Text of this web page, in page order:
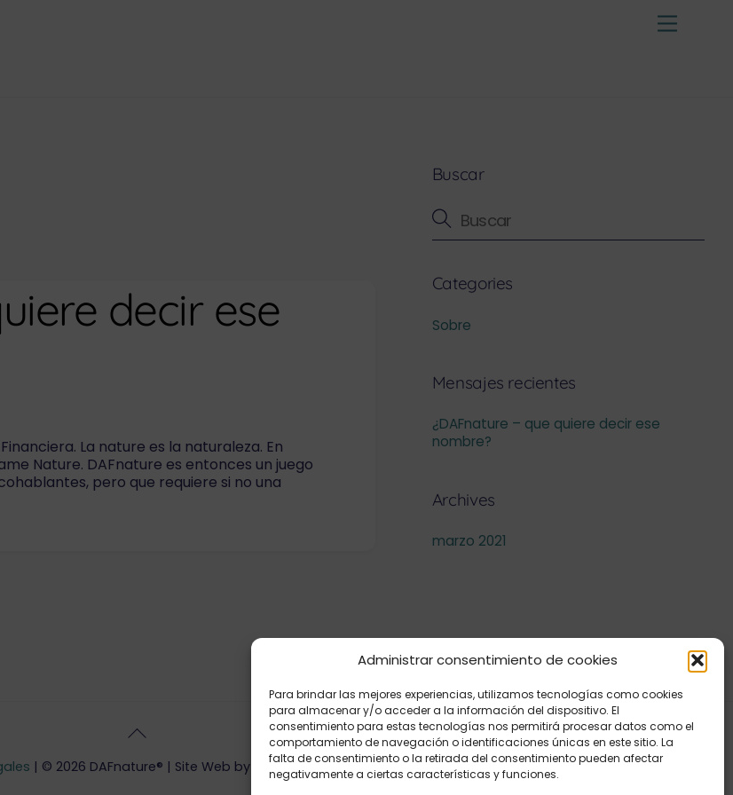
Administrar consentimiento de cookies
Para brindar las mejores experiencias, utilizamos tecnologías como cookies
para almacenar y/o acceder a la información del dispositivo. El
consentimiento para estas tecnologías nos permitirá procesar datos como el
comportamiento de navegación o identificaciones únicas en este sitio. La
falta de consentimiento o la retirada del consentimiento pueden afectar
negativamente a ciertas características y funciones.
Menu
decir ese
La nature es la naturaleza. En
Nature. DAFnature es entonces un juego
pero que requiere si no una
Buscar
Categories
Sobre
Mensajes recientes
¿DAFnature – que quiere decir ese
nombre?
Archives
marzo 2021
Back
To
Top
| © 2026 DAFnature® | Site Web by Little Beez| Graphisme L’Atelier de l’Estuaire